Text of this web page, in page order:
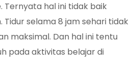
Ternyata hal ini tidak baik
Tidur selama 8 jam sehari tidak
maksimal. Dan hal ini tentu
pada aktivitas belajar di